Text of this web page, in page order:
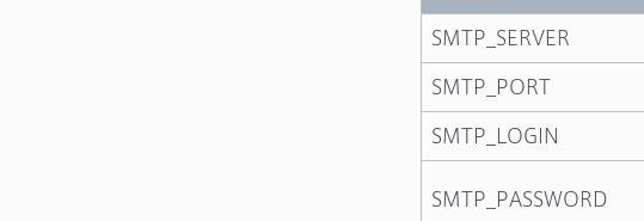
SMTP_SERVER
SMTP_PORT
SMTP_LOGIN
SMTP_PASSWORD